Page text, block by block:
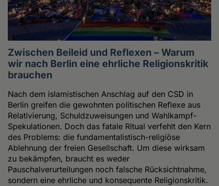
Zwischen Beileid und Reflexen – Warum
wir nach Berlin eine ehrliche Religionskritik
brauchen
Nach dem islamistischen Anschlag auf den CSD in
Berlin greifen die gewohnten politischen Reflexe aus
Relativierung, Schuldzuweisungen und Wahlkampf-
Spekulationen. Doch das fatale Ritual verfehlt den Kern
des Problems: die fundamentalistisch-religiöse
Ablehnung der freien Gesellschaft. Um diese wirksam
zu bekämpfen, braucht es weder
Pauschalverurteilungen noch falsche Rücksichtnahme,
sondern eine ehrliche und konsequente Religionskritik.